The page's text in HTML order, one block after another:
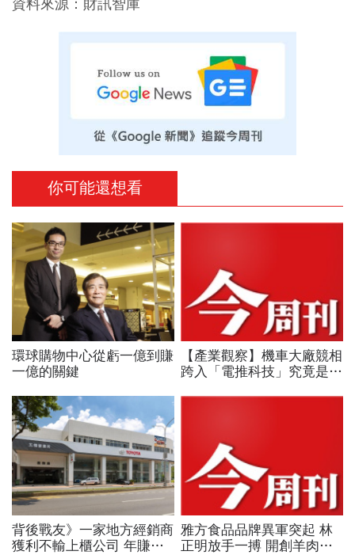
你可能還想看
環球購物中心從虧一億到賺
一億的關鍵
【產業觀察】機車大廠競相
跨入「電推科技」究竟是維
背後戰友》一家地方經銷商
獲利不輸上櫃公司 年賺一
雅方食品品牌異軍突起 林
正明放手一搏 開創羊肉爐